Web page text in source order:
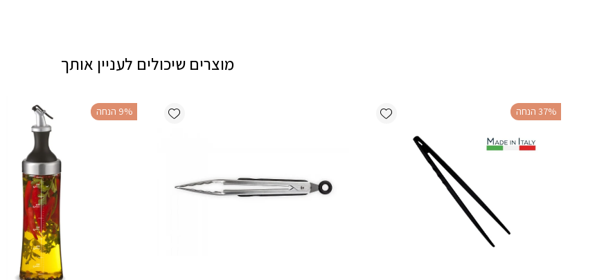
מוצרים שיכולים לעניין אותך
Add wishlist ‫37% הנחה Add wishlist‫9% הנחה